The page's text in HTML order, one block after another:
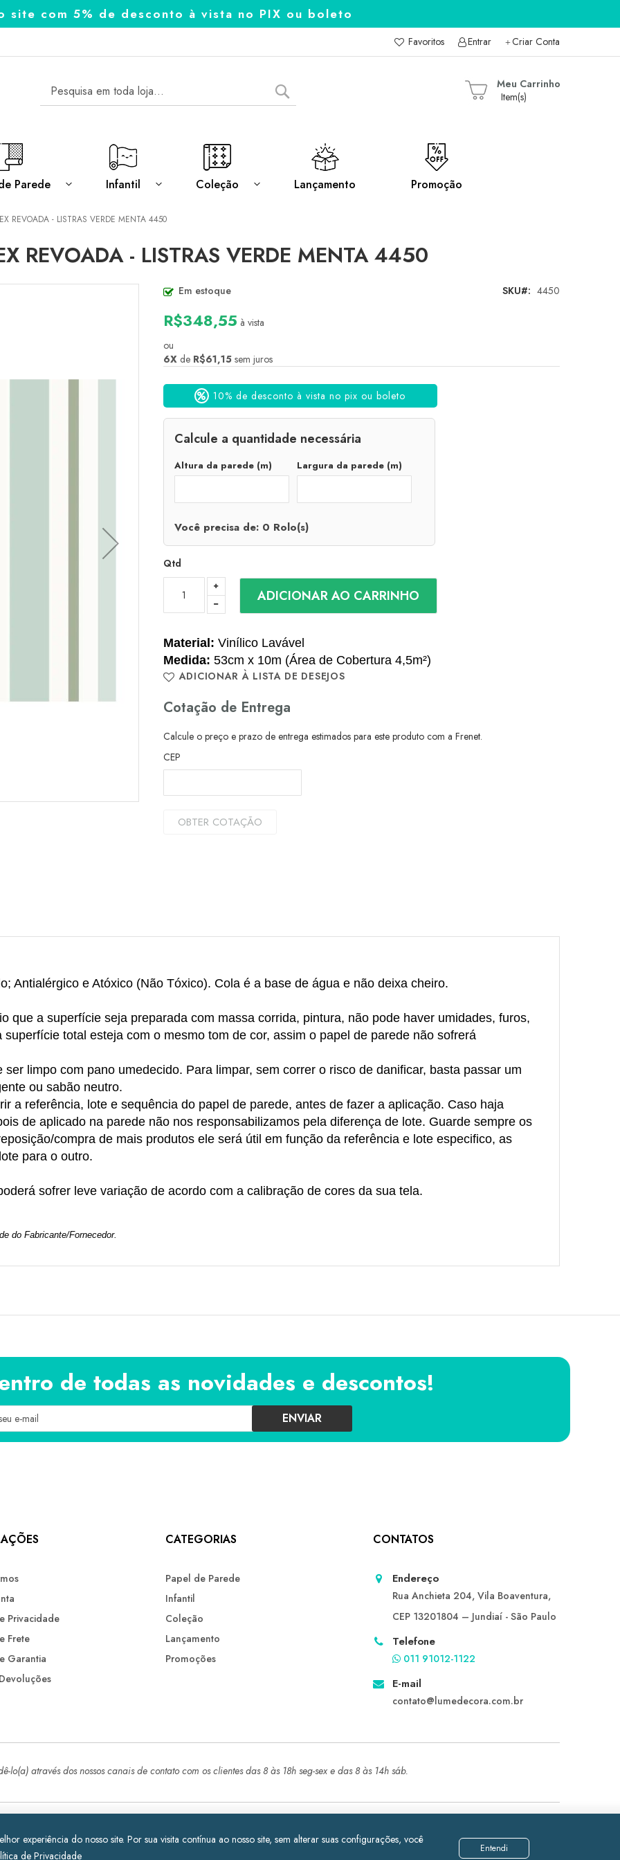
experiência do nosso site. Por sua visita contínua ao nosso site, sem alterar suas configurações, você
de Privacidade
Entendi
site com 5% de desconto à vista no PIX ou boleto
Favoritos Entrar Criar Conta
Meu Carrinho
Pesquisa
Parede Infantil Coleção Lançamento Promoção
REVOADA - LISTRAS VERDE MENTA 4450
REVOADA - LISTRAS VERDE MENTA 4450
Em estoque SKU 4450
R$348,55 à vista
ou
6Xde R$61,15 sem juros
10% de desconto à vista no pix ou boleto
Calcule a quantidade necessária
Altura da parede (m) Largura da parede (m)
Você precisa de: 0 Rolo(s)
Qtd
ADICIONAR AO CARRINHO
Material: Vinílico Lavável
Medida: 53cm x 10m (Área de Cobertura 4,5m²)
ADICIONAR À LISTA DE DESEJOS
Cotação de Entrega
Calcule o preço e prazo de entrega estimados para este produto com a Frenet.
CEP
OBTER COTAÇÃO
Antialérgico e Atóxico (Não Tóxico). Cola é a base de água e não deixa cheiro.
que a superfície seja preparada com massa corrida, pintura, não pode haver umidades, furos,
total esteja com o mesmo tom de cor, assim o papel de parede não sofrerá
limpo com pano umedecido. Para limpar, sem correr o risco de danificar, basta passar um
ou sabão neutro.
a referência, lote e sequência do papel de parede, antes de fazer a aplicação. Caso haja
de aplicado na parede não nos responsabilizamos pela diferença de lote. Guarde sempre os
compra de mais produtos ele será útil em função da referência e lote especifico, as
para o outro.
sofrer leve variação de acordo com a calibração de cores da sua tela.
do Fabricante/Fornecedor.
de todas as novidades e descontos!
ENVIAR
Privacidade
Frete
Garantia
CATEGORIAS
Papel de Parede
Infantil
Coleção
Lançamento
Promoções
CONTATOS
Endereço
Rua Anchieta 204, Vila Boaventura,
CEP 13201804 – Jundiaí - São Paulo
Telefone
011 91012-1122
E-mail
contato@lumedecora.com.br
lo(a) através dos nossos canais de contato com os clientes das 8 às 18h seg-sex e das 8 às 14h sáb.